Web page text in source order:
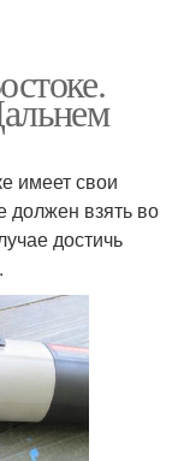
имеет свои
должен взять во
достичь